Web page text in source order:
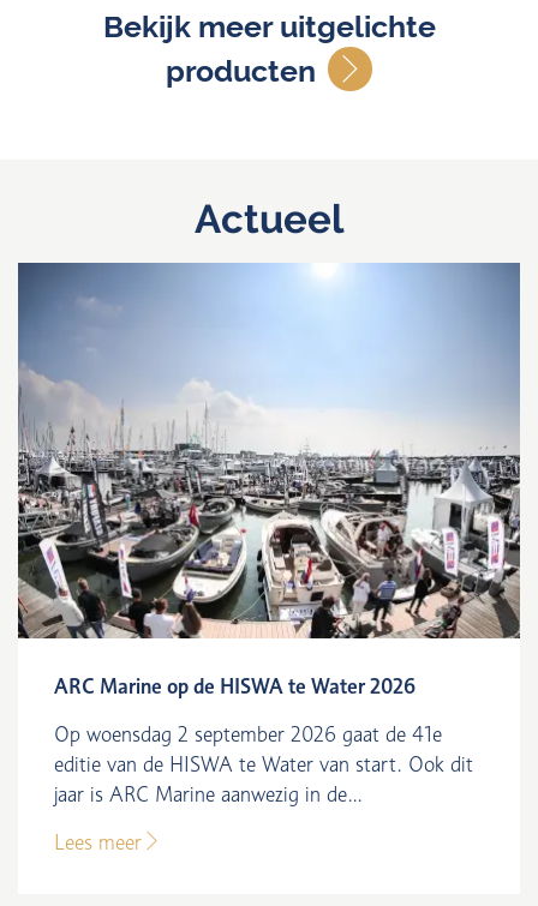
Bekijk meer uitgelichte
producten
Actueel
ARC Marine op de HISWA te Water 2026
Op woensdag 2 september 2026 gaat de 41e
editie van de HISWA te Water van start. Ook dit
jaar is ARC Marine aanwezig in de...
Lees meer